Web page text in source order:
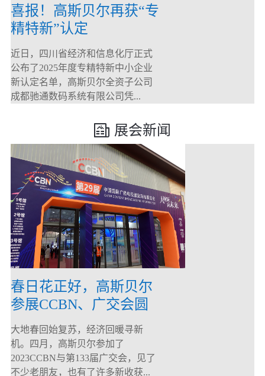
喜报！高斯贝尔再获“专
精特新”认定
近日，四川省经济和信息化厅正式
公布了2025年度专精特新中小企业
新认定名单，高斯贝尔全资子公司
成都驰通数码系统有限公司凭...
展会新闻
春日花正好，高斯贝尔
参展CCBN、广交会圆
满落幕！
大地春回始复苏，经济回暖寻新
机。四月，高斯贝尔参加了
2023CCBN与第133届广交会，见了
不少老朋友，也有了许多新收获...